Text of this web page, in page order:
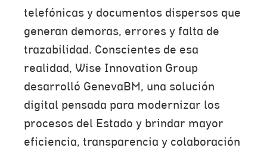
telefónicas y documentos dispersos que
generan demoras, errores y falta de
trazabilidad. Conscientes de esa
realidad, Wise Innovation Group
desarrolló GenevaBM, una solución
digital pensada para modernizar los
procesos del Estado y brindar mayor
eficiencia, transparencia y colaboración